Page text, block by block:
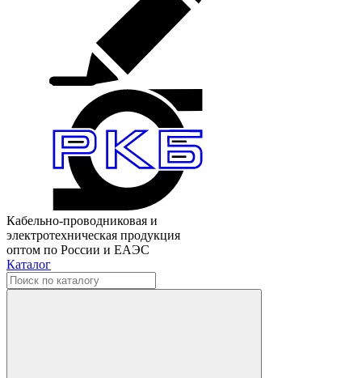
Кабельно-проводниковая и
электротехническая продукция
оптом по России и ЕАЭС
Каталог